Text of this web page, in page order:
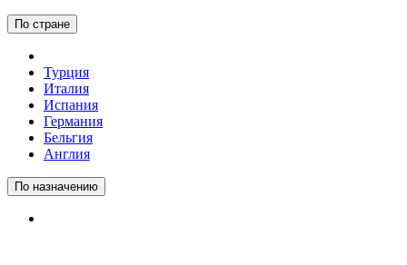
По стране
Турция
Италия
Испания
Германия
Бельгия
Англия
По назначению